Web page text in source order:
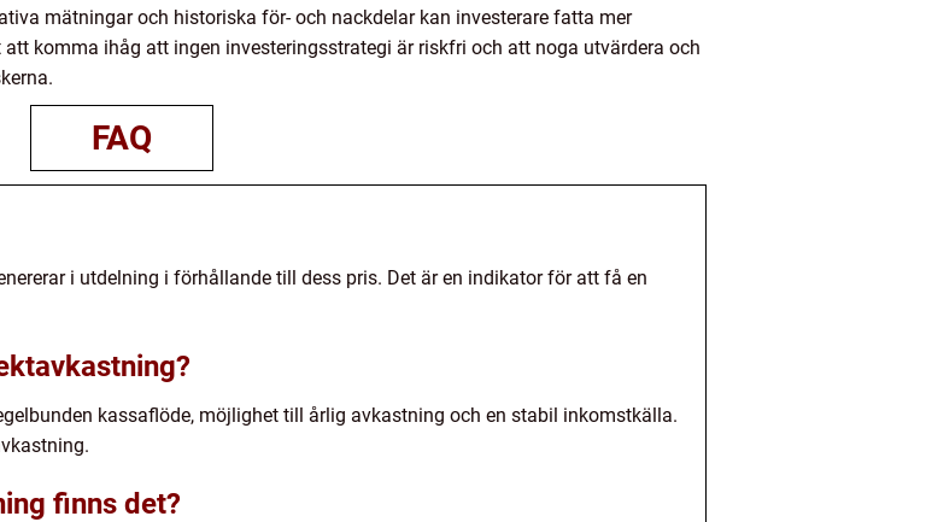
mätningar och historiska för- och nackdelar kan investerare fatta mer
komma ihåg att ingen investeringsstrategi är riskfri och att noga utvärdera och
FAQ
i utdelning i förhållande till dess pris. Det är en indikator för att få en
kassaflöde, möjlighet till årlig avkastning och en stabil inkomstkälla.
finns det?